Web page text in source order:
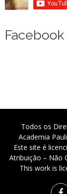
Facebook
Todos os
Academia
Este site é
Atribuição – Não
This work is